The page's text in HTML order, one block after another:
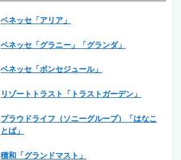
ベネッセ「アリア」
ベネッセ「グラニー」「グランダ」
ベネッセ「ボンセジュール」
リゾートトラスト「トラストガーデン」
プラウドライフ（ソニーグループ）「はなこ
とば」
積和「グランドマスト」